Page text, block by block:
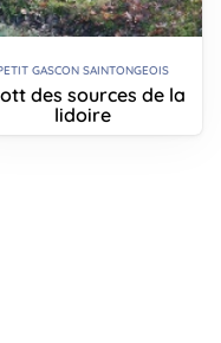
GASCON SAINTONGEOIS
des sources de la
lidoire